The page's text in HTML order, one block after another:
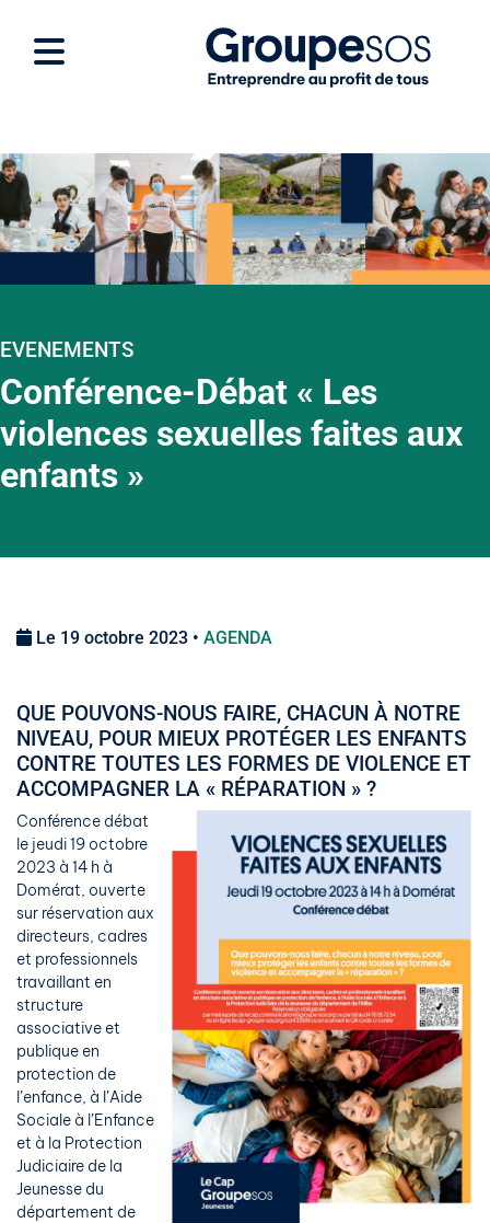
EVENEMENTS
Conférence-Débat « Les
violences sexuelles faites aux
enfants »
Le 19 octobre 2023 • AGENDA
QUE POUVONS-NOUS FAIRE, CHACUN À NOTRE
NIVEAU, POUR MIEUX PROTÉGER LES ENFANTS
CONTRE TOUTES LES FORMES DE VIOLENCE ET
ACCOMPAGNER LA « RÉPARATION » ?
Conférence débat
le jeudi 19 octobre
2023 à 14 h à
Domérat, ouverte
sur réservation aux
directeurs, cadres
et professionnels
travaillant en
structure
associative et
publique en
protection de
l’enfance, à l’Aide
Sociale à l’Enfance
et à la Protection
Judiciaire de la
Jeunesse du
département de